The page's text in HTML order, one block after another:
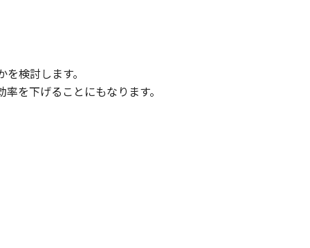
検討します。
を下げることにもなります。